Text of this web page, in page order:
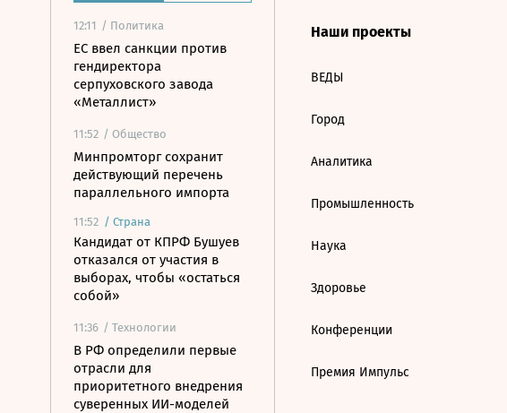
12:11 / Политика
ЕС ввел санкции против
гендиректора
серпуховского завода
«Металлист»
11:52 / Общество
Минпромторг сохранит
действующий перечень
параллельного импорта
11:52 / Страна
Кандидат от КПРФ Бушуев
отказался от участия в
выборах, чтобы «остаться
собой»
11:36 / Технологии
В РФ определили первые
отрасли для
приоритетного внедрения
суверенных ИИ-моделей
Наши проекты
ВЕДЫ
Город
Аналитика
Промышленность
Наука
Здоровье
Конференции
Премия Импульс